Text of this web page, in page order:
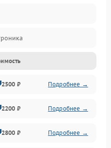
2500 ₽ Подробнее →
2200 ₽ Подробнее →
2800 ₽ Подробнее →